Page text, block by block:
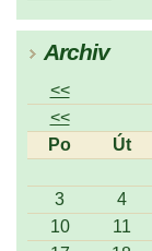
Archiv
<<
<<
Po
Út
3
4
10
11